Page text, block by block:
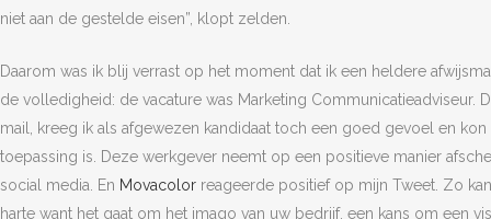
niet aan de gestelde eisen”, klopt zelden.
Daarom was ik blij verrast op het moment dat ik een heldere
de volledigheid: de vacature was Marketing Communicatieadviseur.
mail, kreeg ik als afgewezen kandidaat toch een goed gevoel en
toepassing is. Deze werkgever neemt op een positieve manier
social media. En Movacolor reageerde positief op mijn Tweet. Zo
harte want het gaat om het imago van uw bedrijf, een kans om een